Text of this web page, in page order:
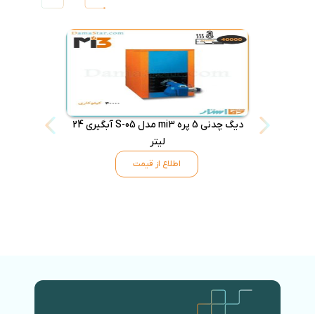
دیگ چدنی 5 پره mi3 مدل S-05 آبگیری 24
لیتر
اطلاع از قیمت